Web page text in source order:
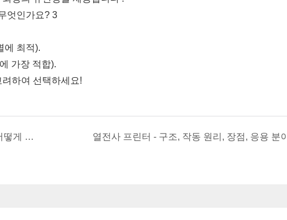
에 최적).
가장 적합).
하여 선택하세요!
음식 배달용 클라우드 프린터란 무엇이며, 어떻게 사용하나요? 열전사 프린터 - 구조, 작동 원리, 장점, 응용 분